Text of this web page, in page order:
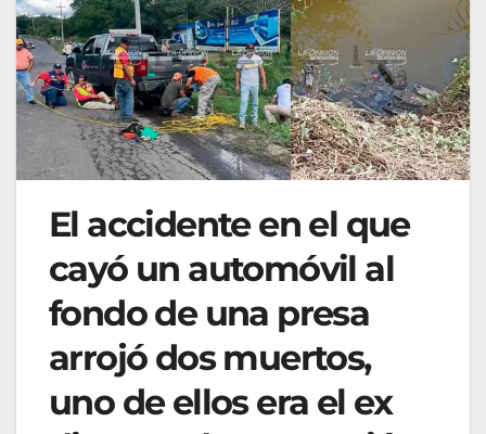
El accidente en el que
cayó un automóvil al
fondo de una presa
arrojó dos muertos,
uno de ellos era el ex